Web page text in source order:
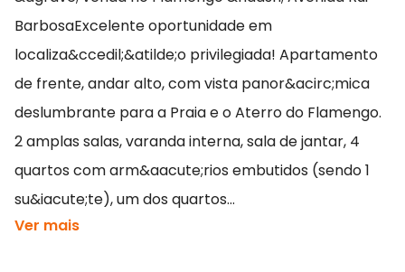
BarbosaExcelente oportunidade em
localiza&ccedil;&atilde;o privilegiada! Apartamento
de frente, andar alto, com vista panor&acirc;mica
deslumbrante para a Praia e o Aterro do Flamengo.
2 amplas salas, varanda interna, sala de jantar, 4
quartos com arm&aacute;rios embutidos (sendo 1
su&iacute;te), um dos quartos...
Ver mais